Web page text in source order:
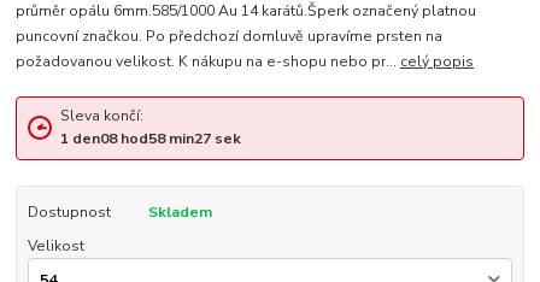
průměr opálu 6mm.585/1000 Au 14 karátů.Šperk označený platnou
puncovní značkou. Po předchozí domluvě upravíme prsten na
požadovanou velikost. K nákupu na e-shopu nebo pr... celý popis
Sleva končí:
1 den08hod58min26sek
Dostupnost
Skladem
Velikost